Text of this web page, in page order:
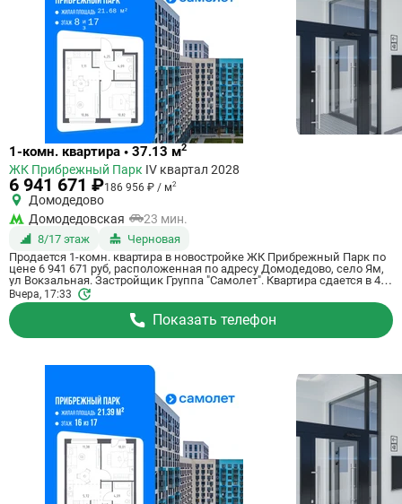
Ссылка
квартиру
1-комн. квартира • 37.13 м2
ЖК Прибрежный Парк IV квартал 2028
6 941 671 ₽186 956 ₽ / м2
Домодедово
Домодедовская
23 мин.
8/17 этаж
Черновая
Продается 1-комн. квартира в новостройке ЖК Прибрежный Парк по
цене 6 941 671 руб, расположенная по адресу Домодедово, село Ям,
ул Вокзальная. Застройщик Группа "Самолет". Квартира сдается в 4
квартале 2028 года с черновой отделкой, в 23 минутах на машине от
метро Домодедовская. Общая площадь квартиры - 37.13 кв. м. Этаж 8
из 17. ID квартиры на СтройкиРУ 801168, сообщите его когда будете
звонить.
Вчера, 17:33
Показать телефон